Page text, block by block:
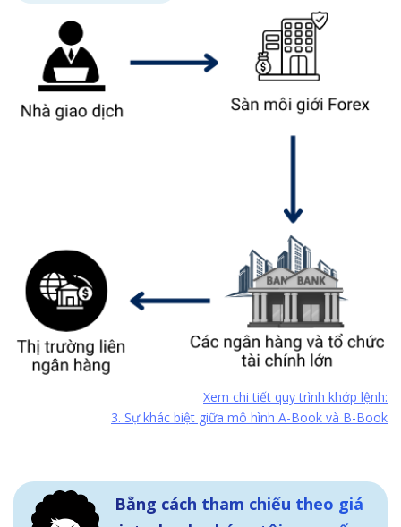
Xem chi tiết quy trình khớp lệnh:
3. Sự khác biệt giữa mô hình A-Book và B-Book
Bằng cách tham chiếu theo giá